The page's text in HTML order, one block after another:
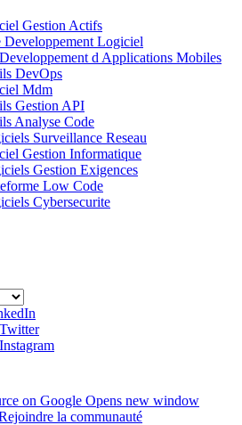
Gestion Actifs
Developpement Logiciel
d Applications Mobiles
DevOps
Mdm
Gestion API
Analyse Code
Surveillance Reseau
Gestion Informatique
Gestion Exigences
Low Code
Cybersecurite
on Google Opens new window
la communauté